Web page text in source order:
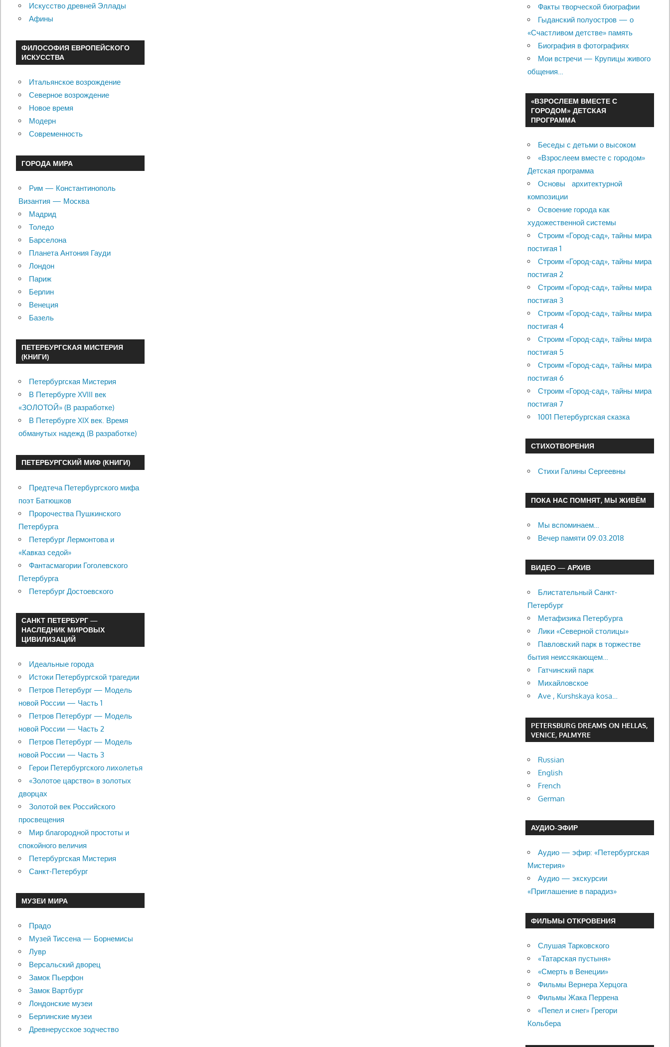
Искусство древней Эллады
Афины
ФИЛОСОФИЯ ЕВРОПЕЙСКОГО
ИСКУССТВА
Итальянское возрождение
Северное возрождение
Новое время
Модерн
Современность
ГОРОДА МИРА
Рим — Константинополь
Византия — Москва
Мадрид
Толедо
Барселона
Планета Антония Гауди
Лондон
Париж
Берлин
Венеция
Базель
ПЕТЕРБУРГСКАЯ МИСТЕРИЯ
(КНИГИ)
Петербургская Мистерия
В Петербурге XVIII век
«ЗОЛОТОЙ» (В разработке)
В Петербурге XIX век. Время
обманутых надежд (В разработке)
ПЕТЕРБУРГСКИЙ МИФ (КНИГИ)
Предтеча Петербургского мифа
поэт Батюшков
Пророчества Пушкинского
Петербурга
Петербург Лермонтова и
«Кавказ седой»
Фантасмагории Гоголевского
Петербурга
Петербург Достоевского
САНКТ ПЕТЕРБУРГ —
НАСЛЕДНИК МИРОВЫХ
ЦИВИЛИЗАЦИЙ
Идеальные города
Истоки Петербургской трагедии
Петров Петербург — Модель
новой России — Часть 1
Петров Петербург — Модель
новой России — Часть 2
Петров Петербург — Модель
новой России — Часть 3
Герои Петербургского лихолетья
«Золотое царство» в золотых
дворцах
Золотой век Российского
просвещения
Мир благородной простоты и
спокойного величия
Петербургская Мистерия
Санкт-Петербург
МУЗЕИ МИРА
Прадо
Музей Тиссена — Борнемисы
Лувр
Версальский дворец
Замок Пьерфон
Замок Вартбург
Лондонские музеи
Берлинские музеи
Древнерусское зодчество
Факты творческой биографии
Гыданский полуостров — о
«Счастливом детстве» память
Биография в фотографиях
Мои встречи — Крупицы живого
общения…
«ВЗРОСЛЕЕМ ВМЕСТЕ С
ГОРОДОМ» ДЕТСКАЯ
ПРОГРАММА
Беседы с детьми о высоком
«Взрослеем вместе с городом»
Детская программа
Основы архитектурной
композиции
Освоение города как
художественной системы
Строим «Город-сад», тайны мира
постигая 1
Строим «Город-сад», тайны мира
постигая 2
Строим «Город-сад», тайны мира
постигая 3
Строим «Город-сад», тайны мира
постигая 4
Строим «Город-сад», тайны мира
постигая 5
Строим «Город-сад», тайны мира
постигая 6
Строим «Город-сад», тайны мира
постигая 7
1001 Петербургская сказка
СТИХОТВОРЕНИЯ
Стихи Галины Сергеевны
ПОКА НАС ПОМНЯТ, МЫ ЖИВЁМ
Мы вспоминаем…
Вечер памяти 09.03.2018
ВИДЕО — АРХИВ
Блистательный Санкт-
Петербург
Метафизика Петербурга
Лики «Северной столицы»
Павловский парк в торжестве
бытия неиссякающем…
Гатчинский парк
Михайловское
Ave , Kurshskaya kosa…
PETERSBURG DREAMS ON HELLAS,
VENICE, PALMYRE
Russian
English
French
German
АУДИО-ЭФИР
Аудио — эфир: «Петербургская
Мистерия»
Аудио — экскурсии
«Приглашение в парадиз»
ФИЛЬМЫ ОТКРОВЕНИЯ
Слушая Тарковского
«Татарская пустыня»
«Смерть в Венеции»
Фильмы Вернера Херцога
Фильмы Жака Перрена
«Пепел и снег» Грегори
Кольбера